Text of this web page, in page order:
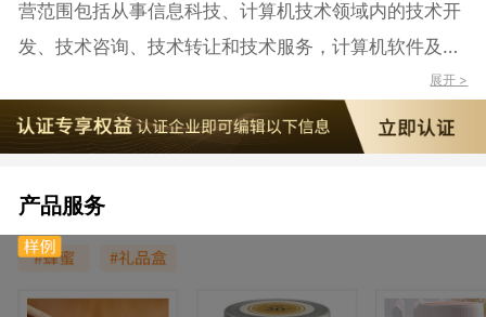
营范围包括从事信息科技、计算机技术领域内的技术开
发、技术咨询、技术转让和技术服务，计算机软件及辅
助设备、机电设备及配件，实验室设备、日用百货、文
化办公用品、办公设备、电气设备、电子设备、仪器仪
表、五金交电、印刷器材、一类医疗器械、机械设备及
配件、电子产品，电子元器件、通讯设备的销售，商务
信息咨询（除经纪），计算机网络工程，计算机软件开
发，计算机系统集成。 【依法须经批准的项目，经相关
部门批准后方可开展经营活动】
展开 >
产品服务